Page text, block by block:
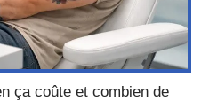
ça coûte et combien de